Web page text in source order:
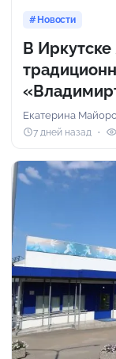
Новости
В
Екатерина
7 дней назад